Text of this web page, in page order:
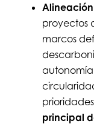
proyectos
marcos
principal